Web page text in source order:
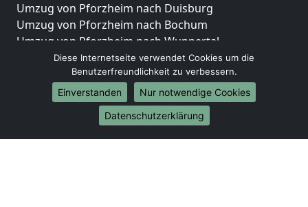
Umzug von Pforzheim nach Duisburg
Umzug von Pforzheim nach Bochum
Umzug von Pforzheim nach Wuppertal
Umzug von Pforzheim nach Bielefeld
Umzug von Pforzheim nach Bonn
Umzug von Pforzheim nach Münster
Internationale-Umzüge
Umzug von Pforzheim nach Brasilien
Diese Internetseite verwendet Cookies um die
Benutzerfreundlichkeit zu verbessern.
Einverstanden
Nur notwendige Cookies
Datenschutzerklärung